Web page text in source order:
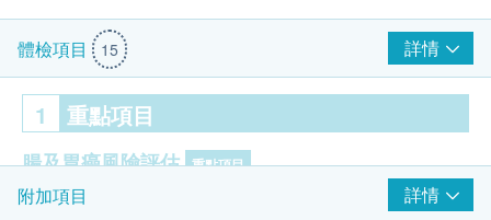
體檢項目 15 詳情
1 重點項目
腸及胃癌風險評估 重點項目
下消化道內鏡檢查服務
附加項目 詳情